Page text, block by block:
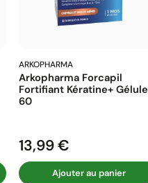
ARKOPHARMA
Arkopharma Forcapil
Fortifiant Kératine+ Gélule
60
Prix
13,99 €
Ajouter au panier